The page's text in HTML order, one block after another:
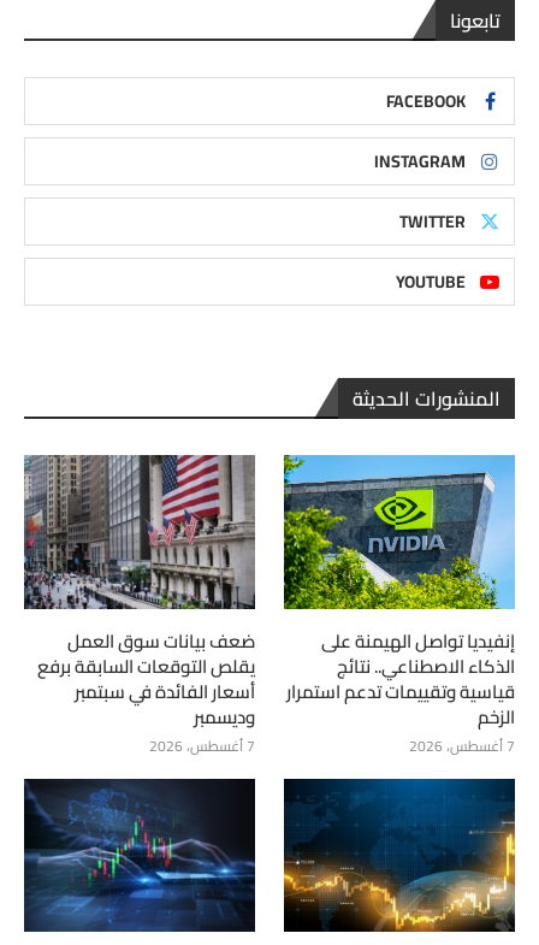
تابعونا
FACEBOOK
INSTAGRAM
TWITTER
YOUTUBE
المنشورات الحديثة
إنفيديا تواصل الهيمنة على
الذكاء الاصطناعي.. نتائج
قياسية وتقييمات تدعم استمرار
الزخم
7 أغسطس، 2026
ضعف بيانات سوق العمل
يقلص التوقعات السابقة برفع
أسعار الفائدة في سبتمبر
وديسمبر
7 أغسطس، 2026